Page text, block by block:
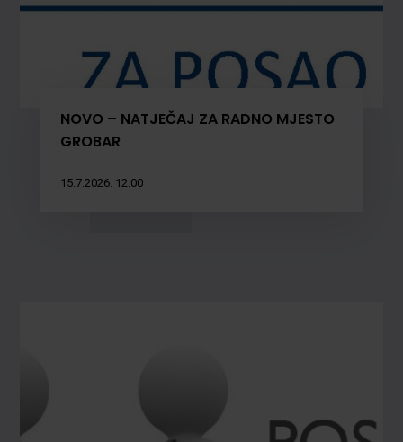
NOVO – NATJEČAJ ZA RADNO MJESTO
GROBAR
15.7.2026. 12:00